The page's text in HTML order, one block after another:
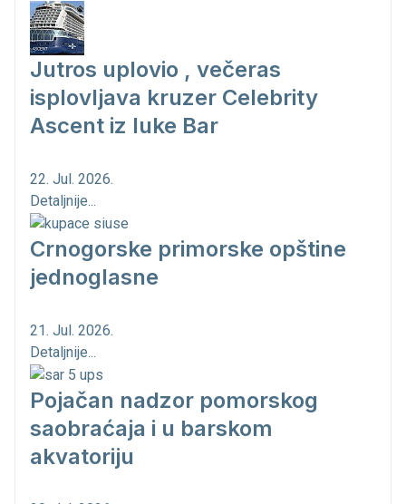
Jutros uplovio , večeras
isplovljava kruzer Celebrity
Ascent iz luke Bar
22. Jul. 2026.
Detaljnije...
Crnogorske primorske opštine
jednoglasne
21. Jul. 2026.
Detaljnije...
Pojačan nadzor pomorskog
saobraćaja i u barskom
akvatoriju